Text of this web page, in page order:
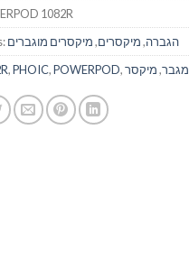
1082R
הגברה,מיקסרים,מיקסרים מוגברים
,PHOIC,POWERPOD, מגבר,מיקסר